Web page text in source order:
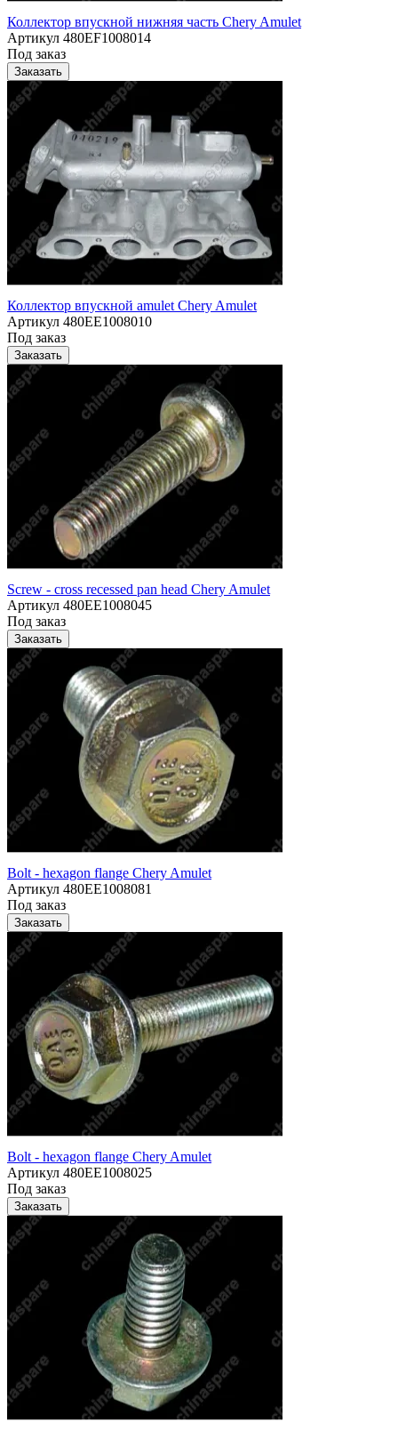
Коллектор впускной нижняя часть Chery Amulet
Артикул 480EF1008014
Под заказ
Заказать
Коллектор впускной amulet Chery Amulet
Артикул 480EE1008010
Под заказ
Заказать
Screw - cross recessed pan head Chery Amulet
Артикул 480EE1008045
Под заказ
Заказать
Bolt - hexagon flange Chery Amulet
Артикул 480EE1008081
Под заказ
Заказать
Bolt - hexagon flange Chery Amulet
Артикул 480EE1008025
Под заказ
Заказать